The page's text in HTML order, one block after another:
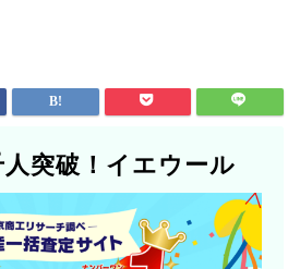
人突破！イエウール